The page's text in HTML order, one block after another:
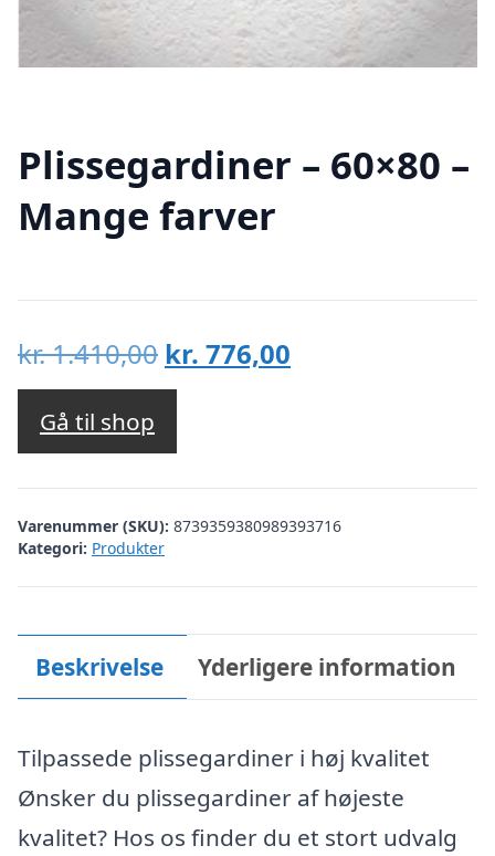
Plissegardiner – 60×80 –
Mange farver
kr.1.410,00 Den
oprindelige
var:
kr. 1.410,00.
kr. 776,00
kr. 776,00.
Gå til shop
Varenummer (SKU): 8739359380989393716
Kategori: Produkter
Beskrivelse Yderligere information
Tilpassede plissegardiner i høj kvalitet
Ønsker du plissegardiner af højeste
kvalitet? Hos os finder du et stort udvalg